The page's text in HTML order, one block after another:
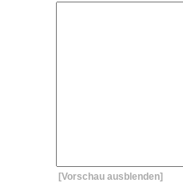
[Vorschau ausblenden]